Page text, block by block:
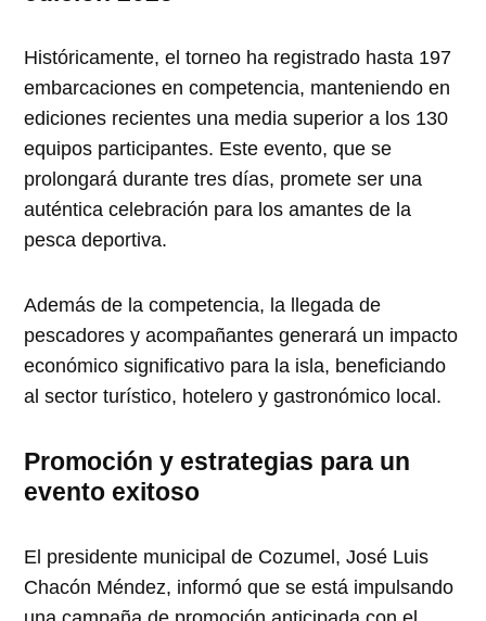
Históricamente, el torneo ha registrado hasta 197
embarcaciones en competencia, manteniendo en
ediciones recientes una media superior a los 130
equipos participantes. Este evento, que se
prolongará durante tres días, promete ser una
auténtica celebración para los amantes de la
pesca deportiva.
Además de la competencia, la llegada de
pescadores y acompañantes generará un impacto
económico significativo para la isla, beneficiando
al sector turístico, hotelero y gastronómico local.
Promoción y estrategias para un
evento exitoso
El presidente municipal de Cozumel, José Luis
Chacón Méndez, informó que se está impulsando